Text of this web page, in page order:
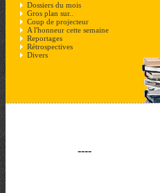
Dossiers du mois
Gros plan sur..
Coup de projecteur
A l'honneur cette semaine
Reportages
Rétrospectives
Divers
----